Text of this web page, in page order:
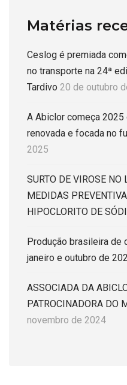
Matérias
Ceslog é premiada
no transporte na 24ª
Tardivo 20 de outubro
A Abiclor começa 2025
renovada e focada no
2025
SURTO DE VIROSE NO
MEDIDAS
HIPOCLORITO DE
Produção brasileira de
janeiro e outubro de
ASSOCIADA DA
PATROCINADORA DO
novembro de 2024